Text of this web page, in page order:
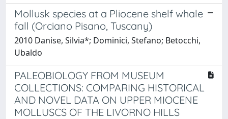
Mollusk species at a Pliocene shelf whale
fall (Orciano Pisano, Tuscany)
2010 Danise, Silvia*; Dominici, Stefano; Betocchi,
Ubaldo
PALEOBIOLOGY FROM MUSEUM
COLLECTIONS: COMPARING HISTORICAL
AND NOVEL DATA ON UPPER MIOCENE
MOLLUSCS OF THE LIVORNO HILLS